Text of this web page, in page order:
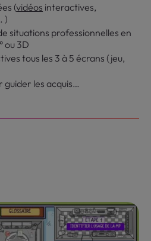
(vidéos interactives,
)
situations professionnelles en
ou 3D
tous les 3 à 5 écrans (jeu,
guider les acquis…